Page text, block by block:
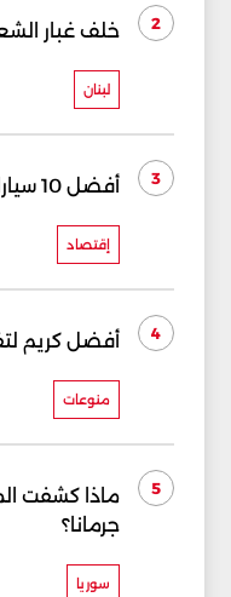
2 خلف غبار
لبنان
3 أفضل 10 سيارات مناسبة للشباب
إقتصاد
4 أفضل كريم
منوعات
5
ماذا كشفت
جرمانا؟
سوريا